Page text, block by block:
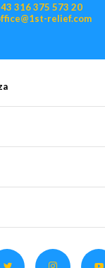
316 375 573 20
relief.com